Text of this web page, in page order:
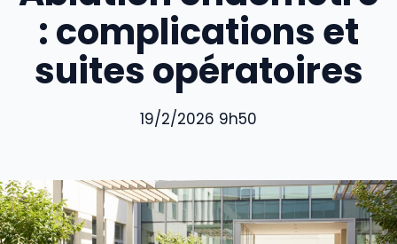
: complications et
suites opératoires
19/2/2026 9h50